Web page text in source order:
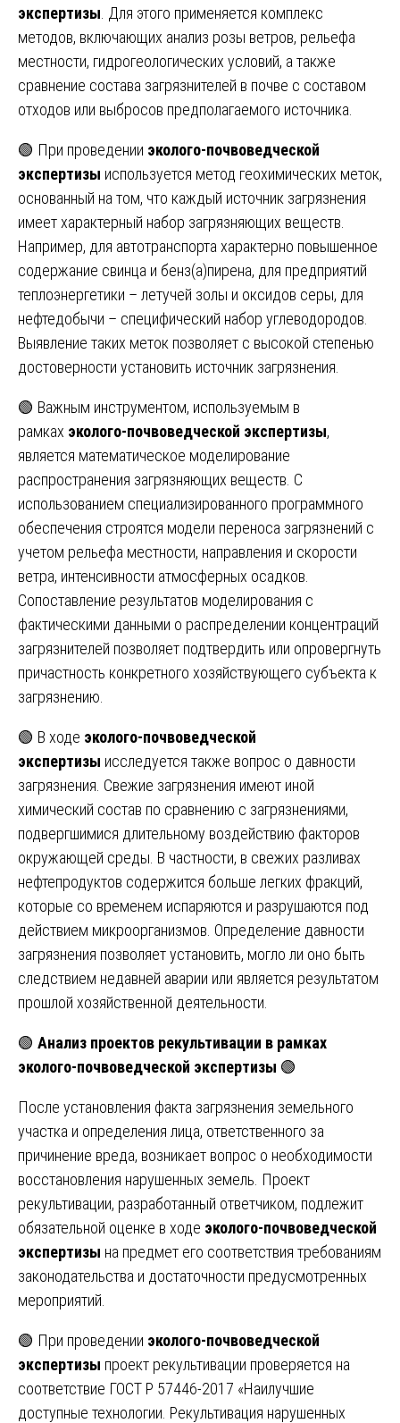
экспертизы . Для этого применяется комплекс
методов, включающих анализ розы ветров, рельефа
местности, гидрогеологических условий, а также
сравнение состава загрязнителей в почве с составом
отходов или выбросов предполагаемого источника.
🟢 При проведении эколого-почвоведческой
экспертизы используется метод геохимических меток,
основанный на том, что каждый источник загрязнения
имеет характерный набор загрязняющих веществ.
Например, для автотранспорта характерно повышенное
содержание свинца и бенз(а)пирена, для предприятий
теплоэнергетики – летучей золы и оксидов серы, для
нефтедобычи – специфический набор углеводородов.
Выявление таких меток позволяет с высокой степенью
достоверности установить источник загрязнения.
🟢 Важным инструментом, используемым в
рамках эколого-почвоведческой экспертизы,
является математическое моделирование
распространения загрязняющих веществ. С
использованием специализированного программного
обеспечения строятся модели переноса загрязнений с
учетом рельефа местности, направления и скорости
ветра, интенсивности атмосферных осадков.
Сопоставление результатов моделирования с
фактическими данными о распределении концентраций
загрязнителей позволяет подтвердить или опровергнуть
причастность конкретного хозяйствующего субъекта к
загрязнению.
🟢 В ходе эколого-почвоведческой
экспертизы исследуется также вопрос о давности
загрязнения. Свежие загрязнения имеют иной
химический состав по сравнению с загрязнениями,
подвергшимися длительному воздействию факторов
окружающей среды. В частности, в свежих разливах
нефтепродуктов содержится больше легких фракций,
которые со временем испаряются и разрушаются под
действием микроорганизмов. Определение давности
загрязнения позволяет установить, могло ли оно быть
следствием недавней аварии или является результатом
прошлой хозяйственной деятельности.
🟢 Анализ проектов рекультивации в рамках
эколого-почвоведческой экспертизы 🟢
После установления факта загрязнения земельного
участка и определения лица, ответственного за
причинение вреда, возникает вопрос о необходимости
восстановления нарушенных земель. Проект
рекультивации, разработанный ответчиком, подлежит
обязательной оценке в ходе эколого-почвоведческой
экспертизы на предмет его соответствия требованиям
законодательства и достаточности предусмотренных
мероприятий.
🟢 При проведении эколого-почвоведческой
экспертизы проект рекультивации проверяется на
соответствие ГОСТ Р 57446-2017 «Наилучшие
доступные технологии. Рекультивация нарушенных